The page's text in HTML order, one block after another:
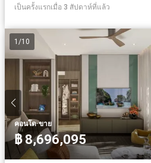
เป็นครั้งแรกเมื่อ 3 สัปดาห์ที่แล้ว
1 /10
คอนโด·ขาย
฿ 8,696,095